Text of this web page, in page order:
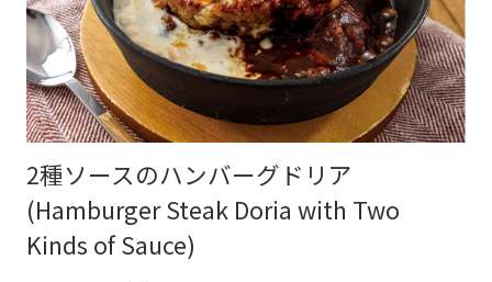
2種ソースのハンバーグドリア
(Hamburger Steak Doria with Two
Kinds of Sauce)